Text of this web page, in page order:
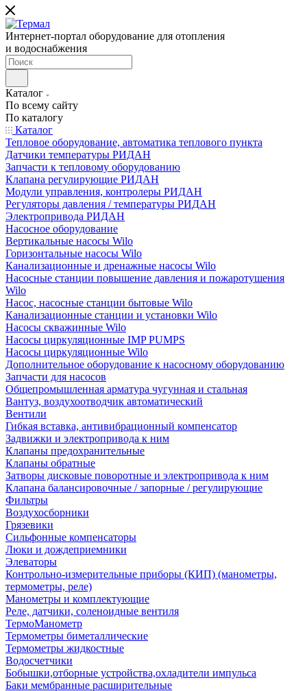
Интернет-портал оборудование для отопления
и водоснабжения
Каталог
По всему сайту
По каталогу
Каталог
Тепловое оборудование, автоматика теплового пункта
Датчики температуры РИДАН
Запчасти к тепловому оборудованию
Клапана регулирующие РИДАН
Модули управления, контролеры РИДАН
Регуляторы давления / температуры РИДАН
Электропривода РИДАН
Насосное оборудование
Вертикальные насосы Wilo
Горизонтальные насосы Wilo
Канализационные и дренажные насосы Wilo
Насосные станции повышение давления и пожаротушения
Wilo
Насос, насосные станции бытовые Wilo
Канализационные станции и установки Wilo
Насосы скважинные Wilo
Насосы циркуляционные IMP PUMPS
Насосы циркуляционные Wilo
Дополнительное оборудование к насосному оборудованию
Запчасти для насосов
Общепромышленная арматура чугунная и стальная
Вантуз, воздухоотводчик автоматический
Вентили
Гибкая вставка, антивибрационный компенсатор
Задвижки и электропривода к ним
Клапаны предохранительные
Клапаны обратные
Затворы дисковые поворотные и электропривода к ним
Клапана балансировочные / запорные / регулирующие
Фильтры
Воздухосборники
Грязевики
Сильфонные компенсаторы
Люки и дождеприемники
Элеваторы
Контрольно-измерительные приборы (КИП) (манометры,
термометры, реле)
Манометры и комплектующие
Реле, датчики, соленоидные вентиля
ТермоМанометр
Термометры биметаллические
Термометры жидкостные
Водосчетчики
Бобышки,отборные устройства,охладители импульса
Баки мембранные расширительные